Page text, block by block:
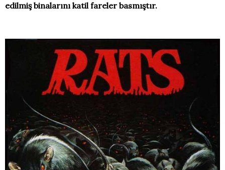
edilmiş binalarını katil fareler basmıştır.